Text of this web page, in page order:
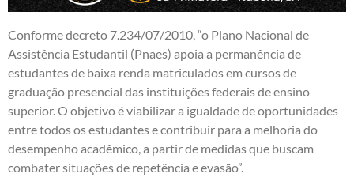
Conforme decreto 7.234/07/2010, “o Plano Nacional de
Assistência Estudantil (Pnaes) apoia a permanência de
estudantes de baixa renda matriculados em cursos de
graduação presencial das instituições federais de ensino
superior. O objetivo é viabilizar a igualdade de oportunidades
entre todos os estudantes e contribuir para a melhoria do
desempenho acadêmico, a partir de medidas que buscam
combater situações de repetência e evasão”.